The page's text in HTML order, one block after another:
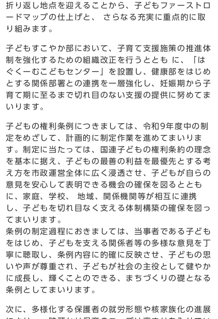
折り返し地点を迎えることから、子どもファーストロ
ードマップの仕上げと、 さらなる充実に重点的に取
り組みます。
子どもすこやか部において、子育て支援施策の推進体
制を強化するための組織改正を行うととも に、「は
ぐくーむこどもセンター」を設置し、健康部をはじめ
とする関係部署との連携を一層強化し、妊娠期から子
育て期に至るまで切れ目のない支援の提供に努めてま
いります。
子どもの権利条例につきましては、令和9年度中の制
定をめざして、計画的に制定作業を進めてまいりま
す。制定に当たっては、国連子どもの権利条約の理念
を基本に据え、子どもの最善の利益を最優先とする考
え方を市政運営全体に広く浸透させ、子どもが自らの
意見を安心して表明できる機会の確保を図るととも
に、家庭、学校、 地域、関係機関等が相互に連携
し、子どもを切れ目なく支える体制構築の確保を図っ
てまいります。
条例の制定過程におきましては、当事者である子ども
をはじめ、子どもを支える関係者等の多様な意見を丁
寧に聴取し、条例内容に的確に反映させ、子どもの思
いや声が尊重され、子どもが社会の主役として健やか
に成長し、輝くことのできる、まちづくりの礎となる
条例としてまいります。
次に、多様化する保護者の就労形態や核家族化の進展